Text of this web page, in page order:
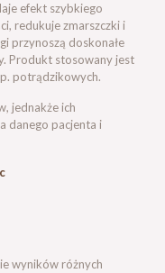
efekt szybkiego
redukuje zmarszczki i
przynoszą doskonałe
Produkt stosowany jest
potrądzikowych.
jednakże ich
danego pacjenta i
wyników różnych